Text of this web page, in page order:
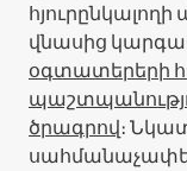
վնասից
օգտատերերի
ծրագրով։